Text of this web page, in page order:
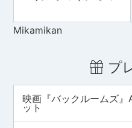
Mikamikan
プ
映画『バックルームズ
ット